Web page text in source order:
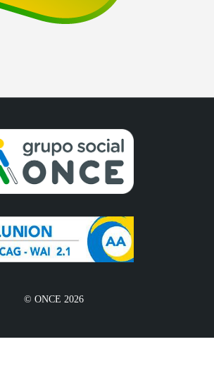
© ONCE 2026